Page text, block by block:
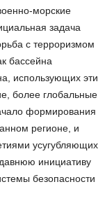
морские
задача
с терроризмом
бассейна
использующих эти
более глобальные
формирования
регионе, и
усугубляющих
инициативу
безопасности